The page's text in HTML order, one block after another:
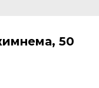
50